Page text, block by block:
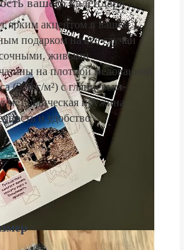
вашего календаря
ярким акцентом в вашем
подарком на все случаи
сочными, живыми
на плотной мелованной
(250 г/м²) с глянцевым
металлическая пружина
и удобство